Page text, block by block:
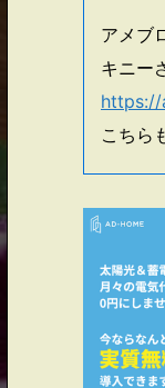
アメブ
キニー
https://
こちら